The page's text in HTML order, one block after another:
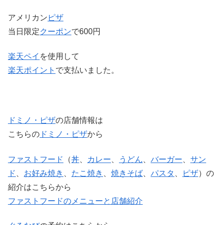
アメリカン ピザ
当日限定クーポンで600円
楽天ペイ を使用して
楽天ポイント で支払いました。
ドミノ・ピザの店舗情報は
こちらの ドミノ・ピザから
ファストフード （丼 カレー うどん バーガー
サン
ド
お好み焼き たこ焼き 焼きそば パスタ ピザ）の
紹介はこちらから
ファストフードのメニューと店舗紹介